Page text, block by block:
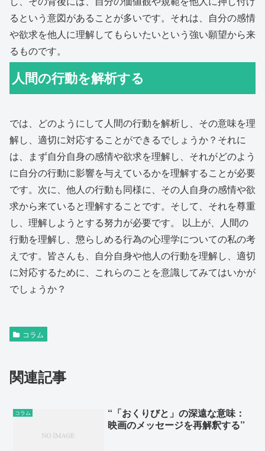
るという意図があることが多いです。それは、自分の感情
や欲求を他人に理解してもらいたいという強い願望から来
るものです。
人間の行動を解析する
では、どのようにして人間の行動を解析し、その意味を理
解し、適切に対応することができるでしょうか？それに
は、まず自分自身の感情や欲求を理解し、それがどのよう
に自分の行動に影響を与えているかを理解することが必要
です。次に、他人の行動も同様に、その人自身の感情や欲
求から来ていると理解することです。そして、それを尊重
し、理解しようとする努力が必要です。 以上が、人間の
行動を理解し、懲らしめる行為の心理学についての私の考
えです。皆さんも、自分自身や他人の行動を理解し、適切
に対応するために、これらのことを意識してみてはいかが
でしょうか？
コラム
関連記事
コラム
“「おくりびと」の深遠な意味：
映画のメッセージを再解釈する”